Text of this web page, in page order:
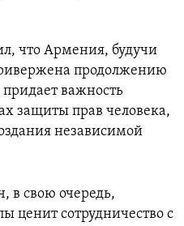
что Армения, будучи
продолжению
важность
защиты прав человека,
независимой
в свою очередь,
ценит сотрудничество с